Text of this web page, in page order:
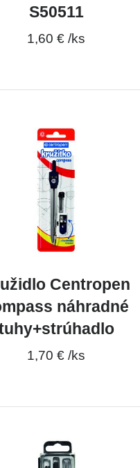
S50511
1,60 € /ks
Centropen
náhradné
1,70 € /ks